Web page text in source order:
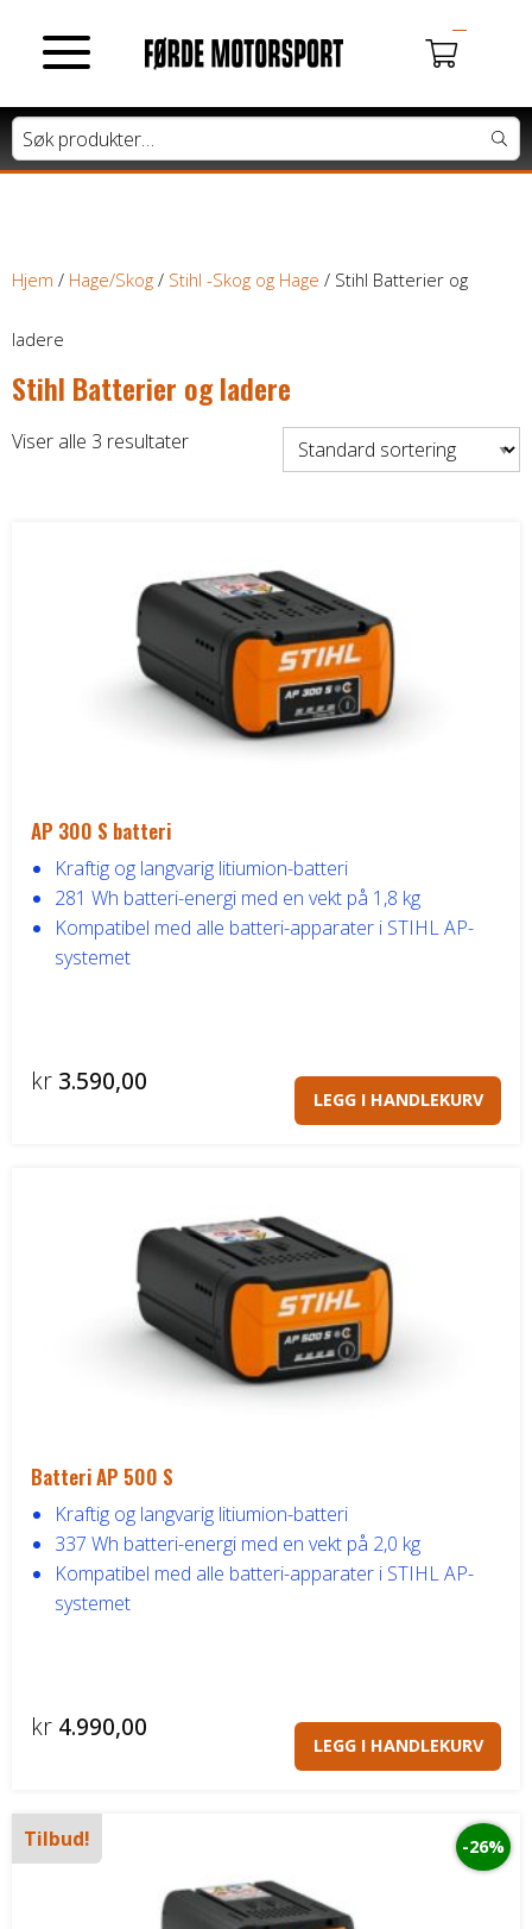
MOTORSYKLER
Lett motorsykkel
Moped / Scooter
Cross / Junior
Kawasaki ATV/UTV
Hisun ATV / UTV
Båter
Suzuki Båtmotor
Båthenger
Maskinhenger
Stihl -Skog og Hage
Toro Snøfres
GIVI – Bagasjesystem for MC
Hjem / Hage/Skog / Stihl -Skog og Hage / Stihl Batterier og
ladere
Stihl Batterier og ladere
Viser alle 3 resultater
AP 300 S batteri
Kraftig og langvarig litiumion-batteri
281 Wh batteri-energi med en vekt på 1,8 kg
Kompatibel med alle batteri-apparater i STIHL AP-
systemet
kr 3.590,00
LEGG I HANDLEKURV
Batteri AP 500 S
Kraftig og langvarig litiumion-batteri
337 Wh batteri-energi med en vekt på 2,0 kg
Kompatibel med alle batteri-apparater i STIHL AP-
systemet
kr 4.990,00
LEGG I HANDLEKURV
Tilbud! -26%